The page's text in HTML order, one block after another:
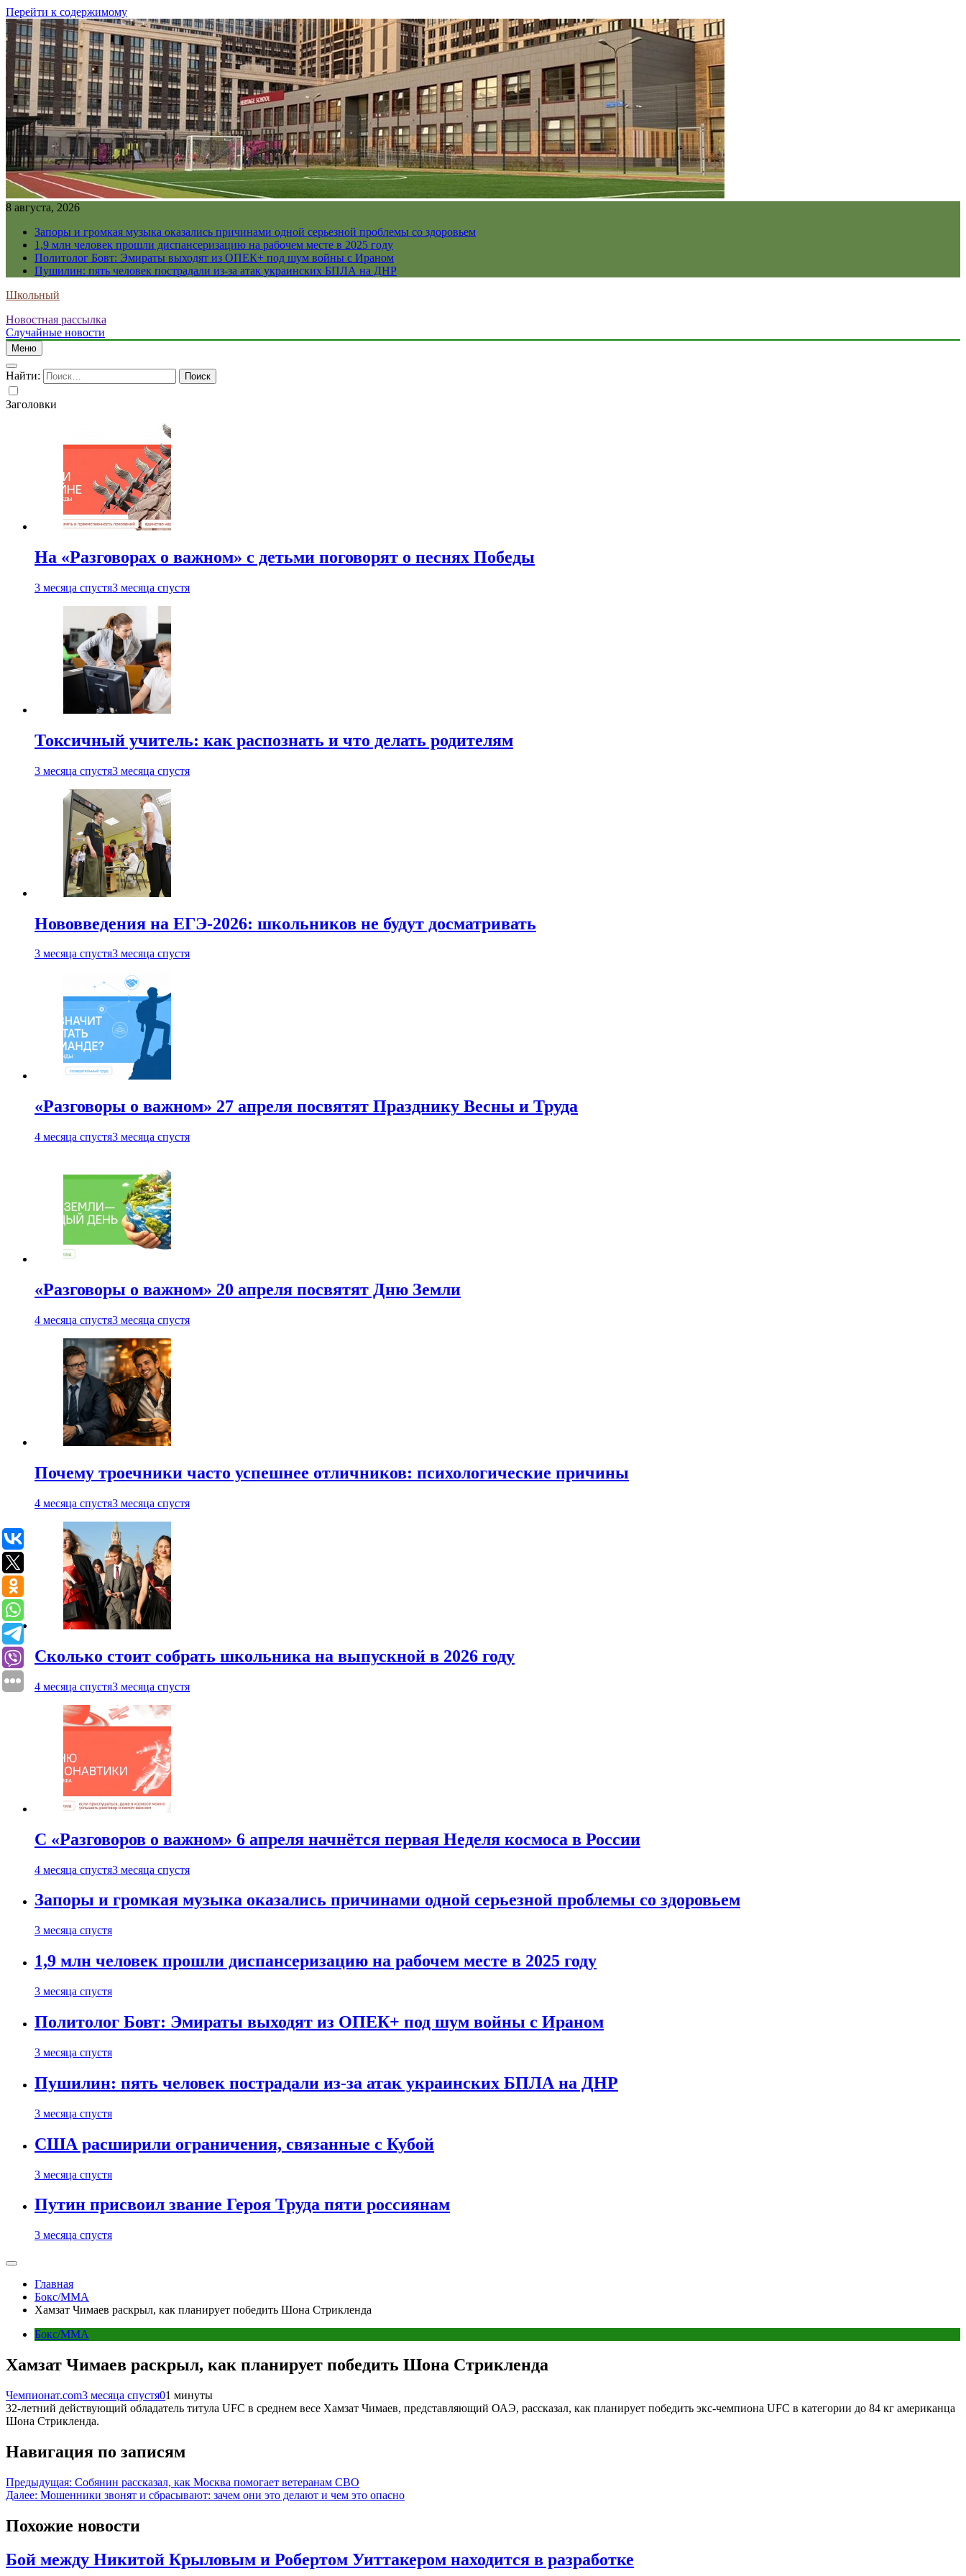
Перейти к содержимому
8 августа, 2026
Запоры и громкая музыка оказались причинами одной серьезной проблемы со здоровьем
1,9 млн человек прошли диспансеризацию на рабочем месте в 2025 году
Политолог Бовт: Эмираты выходят из ОПЕК+ под шум войны с Ираном
Пушилин: пять человек пострадали из-за атак украинских БПЛА на ДНР
Школьный
Новостная рассылка
Случайные новости
Меню
Найти:
Заголовки
На «Разговорах о важном» с детьми поговорят о песнях Победы
3 месяца спустя3 месяца спустя
Токсичный учитель: как распознать и что делать родителям
3 месяца спустя3 месяца спустя
Нововведения на ЕГЭ-2026: школьников не будут досматривать
3 месяца спустя3 месяца спустя
«Разговоры о важном» 27 апреля посвятят Празднику Весны и Труда
4 месяца спустя3 месяца спустя
«Разговоры о важном» 20 апреля посвятят Дню Земли
4 месяца спустя3 месяца спустя
Почему троечники часто успешнее отличников: психологические причины
4 месяца спустя3 месяца спустя
Сколько стоит собрать школьника на выпускной в 2026 году
4 месяца спустя3 месяца спустя
С «Разговоров о важном» 6 апреля начнётся первая Неделя космоса в России
4 месяца спустя3 месяца спустя
Запоры и громкая музыка оказались причинами одной серьезной проблемы со здоровьем
3 месяца спустя
1,9 млн человек прошли диспансеризацию на рабочем месте в 2025 году
3 месяца спустя
Политолог Бовт: Эмираты выходят из ОПЕК+ под шум войны с Ираном
3 месяца спустя
Пушилин: пять человек пострадали из-за атак украинских БПЛА на ДНР
3 месяца спустя
США расширили ограничения, связанные с Кубой
3 месяца спустя
Путин присвоил звание Героя Труда пяти россиянам
3 месяца спустя
Главная
Бокс/MMA
Хамзат Чимаев раскрыл, как планирует победить Шона Стрикленда
Бокс/MMA
Хамзат Чимаев раскрыл, как планирует победить Шона Стрикленда
Чемпионат.com3 месяца спустя01 минуты
32-летний действующий обладатель титула UFC в среднем весе Хамзат Чимаев, представляющий ОАЭ, рассказал, как планирует победить экс-чемпиона UFC в категории до 84 кг американца
Шона Стрикленда.
Навигация по записям
Предыдущая: Собянин рассказал, как Москва помогает ветеранам СВО
Далее: Мошенники звонят и сбрасывают: зачем они это делают и чем это опасно
Похожие новости
Бой между Никитой Крыловым и Робертом Уиттакером находится в разработке